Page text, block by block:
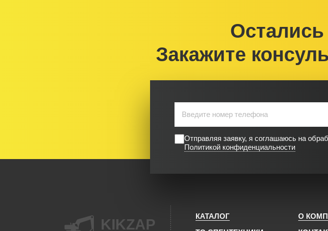
Закажите
Отправляя заявку, я соглашаюсь на
Политикой конфиденциальности
KIKZAP
КАТАЛОГ
О